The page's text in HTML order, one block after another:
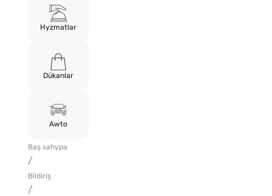
Hyzmatlar
Dükanlar
Awto
Baş sahypa
/
Bildiriş
/